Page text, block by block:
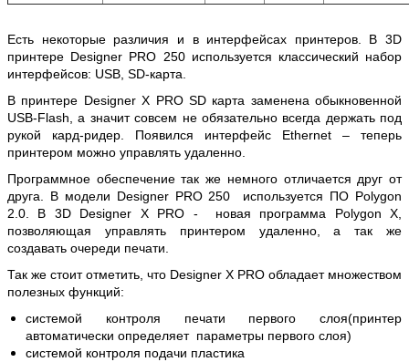
Есть некоторые различия и в интерфейсах принтеров. В 3D
принтере Designer PRO 250 используется классический набор
интерфейсов: USB, SD-карта.
В принтере Designer X PRO SD карта заменена обыкновенной
USB-Flash, а значит совсем не обязательно всегда держать под
рукой кард-ридер. Появился интерфейс Ethernet – теперь
принтером можно управлять удаленно.
Программное обеспечение так же немного отличается друг от
друга. В модели Designer PRO 250 используется ПО Polygon
2.0. В 3D Designer X PRO - новая программа Polygon X,
позволяющая управлять принтером удаленно, а так же
создавать очереди печати.
Так же стоит отметить, что Designer X PRO обладает множеством
полезных функций:
системой контроля печати первого слоя(принтер
автоматически определяет параметры первого слоя)
системой контроля подачи пластика